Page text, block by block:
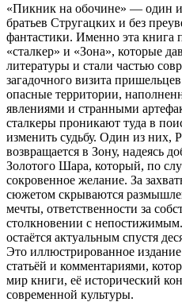
«Пикник на обочине» — один
братьев Стругацких и без
фантастики. Именно эта книга
«сталкер» и «Зона», которые
литературы и стали частью
загадочного визита
опасные территории,
явлениями и странными
сталкеры проникают туда в
изменить судьбу. Один из них,
возвращается в Зону, надеясь
Золотого Шара, который, по
сокровенное желание. За
сюжетом скрываются
мечты, ответственности за
столкновении с
остаётся актуальным спустя
Это иллюстрированное
статьёй и комментариями,
мир книги, её исторический
современной культуры.